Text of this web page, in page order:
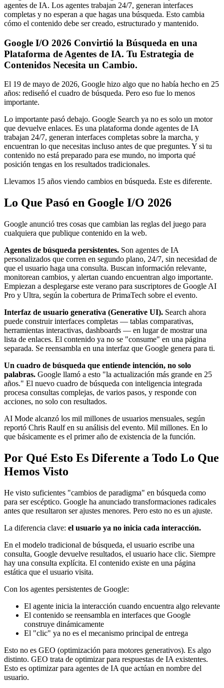
agentes de IA. Los agentes trabajan 24/7, generan interfaces
completas y no esperan a que hagas una búsqueda. Esto cambia
cómo el contenido debe ser creado, estructurado y mantenido.
Google I/O 2026 Convirtió la Búsqueda en una
Plataforma de Agentes de IA. Tu Estrategia de
Contenidos Necesita un Cambio.
El 19 de mayo de 2026, Google hizo algo que no había hecho en 25
años: rediseñó el cuadro de búsqueda. Pero eso fue lo menos
importante.
Lo importante pasó debajo. Google Search ya no es solo un motor
que devuelve enlaces. Es una plataforma donde agentes de IA
trabajan 24/7, generan interfaces completas sobre la marcha, y
encuentran lo que necesitas incluso antes de que preguntes. Y si tu
contenido no está preparado para ese mundo, no importa qué
posición tengas en los resultados tradicionales.
Llevamos 15 años viendo cambios en búsqueda. Este es diferente.
Lo Que Pasó en Google I/O 2026
Google anunció tres cosas que cambian las reglas del juego para
cualquiera que publique contenido en la web.
Agentes de búsqueda persistentes. Son agentes de IA
personalizados que corren en segundo plano, 24/7, sin necesidad de
que el usuario haga una consulta. Buscan información relevante,
monitorean cambios, y alertan cuando encuentran algo importante.
Empiezan a desplegarse este verano para suscriptores de Google AI
Pro y Ultra, según la cobertura de PrimaTech sobre el evento.
Interfaz de usuario generativa (Generative UI). Search ahora
puede construir interfaces completas — tablas comparativas,
herramientas interactivas, dashboards — en lugar de mostrar una
lista de enlaces. El contenido ya no se "consume" en una página
separada. Se reensambla en una interfaz que Google genera para ti.
Un cuadro de búsqueda que entiende intención, no solo
palabras. Google llamó a esto "la actualización más grande en 25
años." El nuevo cuadro de búsqueda con inteligencia integrada
procesa consultas complejas, de varios pasos, y responde con
acciones, no solo con resultados.
AI Mode alcanzó los mil millones de usuarios mensuales, según
reportó Chris Raulf en su análisis del evento. Mil millones. En lo
que básicamente es el primer año de existencia de la función.
Por Qué Esto Es Diferente a Todo Lo Que
Hemos Visto
He visto suficientes "cambios de paradigma" en búsqueda como
para ser escéptico. Google ha anunciado transformaciones radicales
antes que resultaron ser ajustes menores. Pero esto no es un ajuste.
La diferencia clave: el usuario ya no inicia cada interacción.
En el modelo tradicional de búsqueda, el usuario escribe una
consulta, Google devuelve resultados, el usuario hace clic. Siempre
hay una consulta explícita. El contenido existe en una página
estática que el usuario visita.
Con los agentes persistentes de Google:
El agente inicia la interacción cuando encuentra algo relevante
El contenido se reensambla en interfaces que Google
construye dinámicamente
El "clic" ya no es el mecanismo principal de entrega
Esto no es GEO (optimización para motores generativos). Es algo
distinto. GEO trata de optimizar para respuestas de IA existentes.
Esto es optimizar para agentes de IA que actúan en nombre del
usuario.